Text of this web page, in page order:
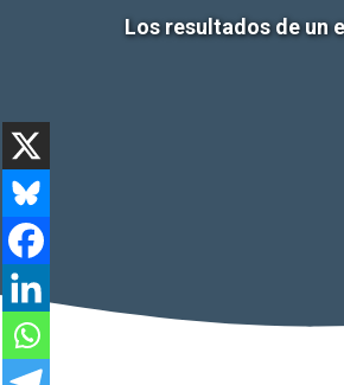
Los resultados de un